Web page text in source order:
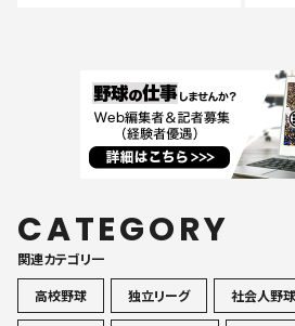
CATEGORY
関連カテゴリ一
高校野球
独立リーグ 社会人野球